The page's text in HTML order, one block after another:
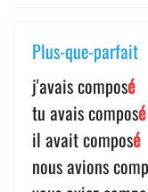
Plus-que-parfait
j'avais composé
tu avais composé
il avait composé
nous avions